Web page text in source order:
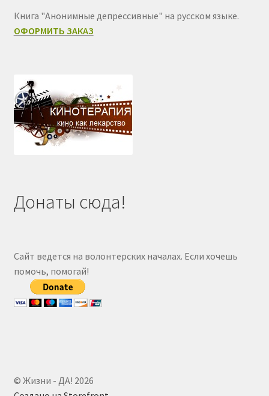
Книга "Анонимные депрессивные" на русском языке.
ОФОРМИТЬ ЗАКАЗ
Донаты сюда!
Сайт ведется на волонтерских началах. Если хочешь
помочь, помогай!
© Жизни - ДА! 2026